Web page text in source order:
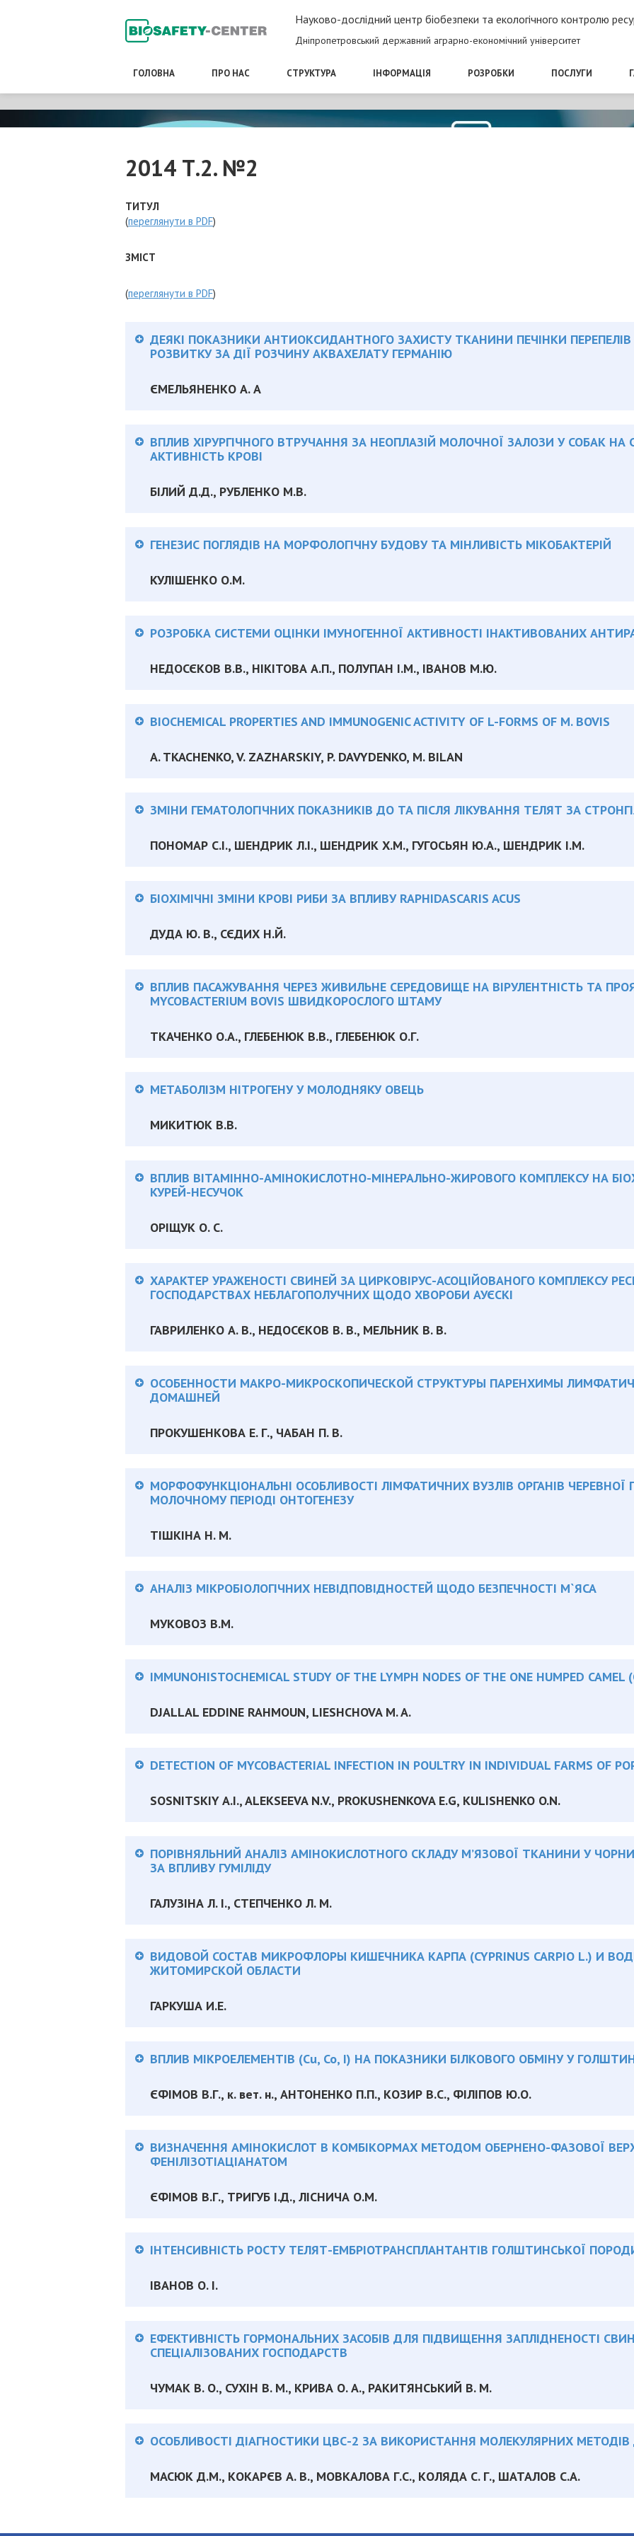
Науково-дослідний центр біобезпеки та екологічного контролю
Дніпропетровський державний аграрно-економічний університет
ГОЛОВНА ПРО НАС СТРУКТУРА ІНФОРМАЦІЯ РОЗРОБКИ ПОСЛУГИ
2014 Т.2. №2
ТИТУЛ
(переглянути в PDF)
ЗМІСТ
(переглянути в PDF)
ДЕЯКІ ПОКАЗНИКИ АНТИОКСИДАНТНОГО ЗАХИСТУ ТКАНИНИ ПЕЧІНКИ ПЕРЕПЕЛІВ
РОЗВИТКУ ЗА ДІЇ РОЗЧИНУ АКВАХЕЛАТУ ГЕРМАНІЮ
ЄМЕЛЬЯНЕНКО А. А
ВПЛИВ ХІРУРГІЧНОГО ВТРУЧАННЯ ЗА НЕОПЛАЗІЙ МОЛОЧНОЇ ЗАЛОЗИ У СОБАК НА
АКТИВНІСТЬ КРОВІ
БІЛИЙ Д.Д., РУБЛЕНКО М.В.
ГЕНЕЗИС ПОГЛЯДІВ НА МОРФОЛОГІЧНУ БУДОВУ ТА МІНЛИВІСТЬ МІКОБАКТЕРІЙ
КУЛІШЕНКО О.М.
РОЗРОБКА СИСТЕМИ ОЦІНКИ ІМУНОГЕННОЇ АКТИВНОСТІ ІНАКТИВОВАНИХ
НЕДОСЄКОВ В.В., НІКІТОВА А.П., ПОЛУПАН І.М., ІВАНОВ М.Ю.
BIOCHEMICAL PROPERTIES AND IMMUNOGENIC ACTIVITY OF L-FORMS OF M. BOVIS
A. TKACHENKO, V. ZAZHARSKIY, P. DAVYDENKO, M. BILAN
ЗМІНИ ГЕМАТОЛОГІЧНИХ ПОКАЗНИКІВ ДО ТА ПІСЛЯ ЛІКУВАННЯ ТЕЛЯТ ЗА
ПОНОМАР С.І., ШЕНДРИК Л.І., ШЕНДРИК Х.М., ГУГОСЬЯН Ю.А., ШЕНДРИК І.М.
БІОХІМІЧНІ ЗМІНИ КРОВІ РИБИ ЗА ВПЛИВУ RAPHIDASCARIS ACUS
ДУДА Ю. В., СЄДИХ Н.Й.
ВПЛИВ ПАСАЖУВАННЯ ЧЕРЕЗ ЖИВИЛЬНЕ СЕРЕДОВИЩЕ НА ВІРУЛЕНТНІСТЬ ТА
MYCOBACTERIUM BOVIS ШВИДКОРОСЛОГО ШТАМУ
ТКАЧЕНКО О.А., ГЛЕБЕНЮК В.В., ГЛЕБЕНЮК О.Г.
МЕТАБОЛІЗМ НІТРОГЕНУ У МОЛОДНЯКУ ОВЕЦЬ
МИКИТЮК В.В.
ВПЛИВ ВІТАМІННО-АМІНОКИСЛОТНО-МІНЕРАЛЬНО-ЖИРОВОГО КОМПЛЕКСУ НА
КУРЕЙ-НЕСУЧОК
ОРІЩУК О. С.
ХАРАКТЕР УРАЖЕНОСТІ СВИНЕЙ ЗА ЦИРКОВІРУС-АСОЦІЙОВАНОГО КОМПЛЕКСУ
ГОСПОДАРСТВАХ НЕБЛАГОПОЛУЧНИХ ЩОДО ХВОРОБИ АУЄСКІ
ГАВРИЛЕНКО А. В., НЕДОСЄКОВ В. В., МЕЛЬНИК В. В.
ОСОБЕННОСТИ МАКРО-МИКРОСКОПИЧЕСКОЙ СТРУКТУРЫ ПАРЕНХИМЫ
ДОМАШНЕЙ
ПРОКУШЕНКОВА Е. Г., ЧАБАН П. В.
МОРФОФУНКЦІОНАЛЬНІ ОСОБЛИВОСТІ ЛІМФАТИЧНИХ ВУЗЛІВ ОРГАНІВ
МОЛОЧНОМУ ПЕРІОДІ ОНТОГЕНЕЗУ
ТІШКІНА Н. М.
АНАЛІЗ МІКРОБІОЛОГІЧНИХ НЕВІДПОВІДНОСТЕЙ ЩОДО БЕЗПЕЧНОСТІ М`ЯСА
МУКОВОЗ В.М.
IMMUNOHISTOCHEMICAL STUDY OF THE LYMPH NODES OF THE ONE HUMPED CAMEL
DJALLAL EDDINE RAHMOUN, LIESHCHOVA M. A.
DETECTION OF MYCOBACTERIAL INFECTION IN POULTRY IN INDIVIDUAL FARMS OF
SOSNITSKIY A.I., ALEKSEEVA N.V., PROKUSHENKOVA E.G, KULISHENKO O.N.
ПОРІВНЯЛЬНИЙ АНАЛІЗ АМІНОКИСЛОТНОГО СКЛАДУ М’ЯЗОВОЇ ТКАНИНИ У
ЗА ВПЛИВУ ГУМІЛІДУ
ГАЛУЗІНА Л. І., СТЕПЧЕНКО Л. М.
ВИДОВОЙ СОСТАВ МИКРОФЛОРЫ КИШЕЧНИКА КАРПА (CYPRINUS CARPIO L.) И
ЖИТОМИРСКОЙ ОБЛАСТИ
ГАРКУША И.Е.
ВПЛИВ МІКРОЕЛЕМЕНТІВ (Cu, Co, I) НА ПОКАЗНИКИ БІЛКОВОГО ОБМІНУ У
ЄФІМОВ В.Г., к. вет. н., АНТОНЕНКО П.П., КОЗИР В.С., ФІЛІПОВ Ю.О.
ВИЗНАЧЕННЯ АМІНОКИСЛОТ В КОМБІКОРМАХ МЕТОДОМ ОБЕРНЕНО-ФАЗОВОЇ
ФЕНІЛІЗОТІАЦІАНАТОМ
ЄФІМОВ В.Г., ТРИГУБ І.Д., ЛІСНИЧА О.М.
ІНТЕНСИВНІСТЬ РОСТУ ТЕЛЯТ-ЕМБРІОТРАНСПЛАНТАНТІВ ГОЛШТИНСЬКОЇ
ІВАНОВ О. І.
ЕФЕКТИВНІСТЬ ГОРМОНАЛЬНИХ ЗАСОБІВ ДЛЯ ПІДВИЩЕННЯ ЗАПЛІДНЕНОСТІ
СПЕЦІАЛІЗОВАНИХ ГОСПОДАРСТВ
ЧУМАК В. О., СУХІН В. М., КРИВА О. А., РАКИТЯНСЬКИЙ В. М.
ОСОБЛИВОСТІ ДІАГНОСТИКИ ЦВС-2 ЗА ВИКОРИСТАННЯ МОЛЕКУЛЯРНИХ
МАСЮК Д.М., КОКАРЄВ А. В., МОВКАЛОВА Г.С., КОЛЯДА С. Г., ШАТАЛОВ С.А.